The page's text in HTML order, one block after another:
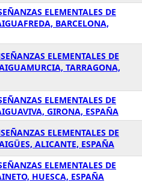
ELEMENTALES DE
BARCELONA,
ELEMENTALES DE
TARRAGONA,
ELEMENTALES DE
GIRONA, ESPAÑA
ELEMENTALES DE
ALICANTE, ESPAÑA
ELEMENTALES DE
HUESCA, ESPAÑA